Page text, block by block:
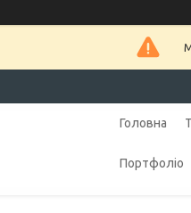
Головна
Портфоліо